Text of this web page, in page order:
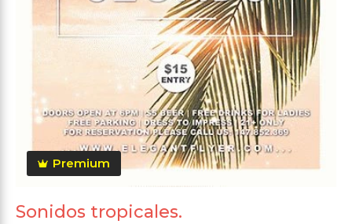
Premium
Sonidos tropicales.